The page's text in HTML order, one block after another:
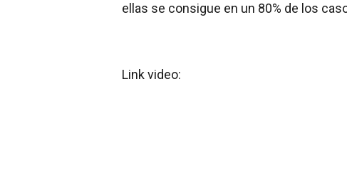
ellas se consigue en un 80% de los
Link video: